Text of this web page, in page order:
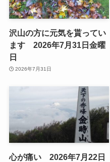
沢山の方に元気を貰ってい
ます 2026年7月31日金曜
日
2026年7月31日
心が痛い 2026年7月22日